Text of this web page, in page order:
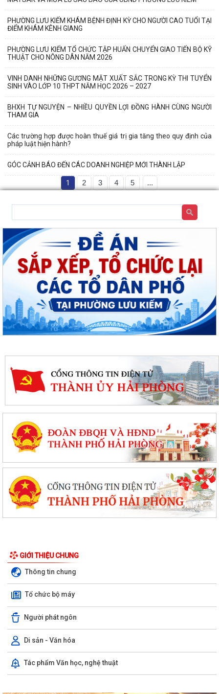
PHƯỜNG LƯU KIẾM KHÁM BỆNH ĐỊNH KỲ CHO NGƯỜI CAO TUỔI TẠI
ĐIỂM KHÁM KÊNH GIANG
PHƯỜNG LƯU KIẾM TỔ CHỨC TẬP HUẤN CHUYỂN GIAO TIẾN BỘ KỸ
THUẬT CHO NÔNG DÂN NĂM 2026
VINH DANH NHỮNG GƯƠNG MẶT XUẤT SẮC TRONG KỲ THI TUYỂN
SINH VÀO LỚP 10 THPT NĂM HỌC 2026 – 2027
BHXH TỰ NGUYỆN – NHIỀU QUYỀN LỢI ĐỒNG HÀNH CÙNG NGƯỜI
THAM GIA
Các trường hợp được hoàn thuế giá trị gia tăng theo quy định của
pháp luật hiện hành?
GÓC CẢNH BÁO ĐẾN CÁC DOANH NGHIỆP MỚI THÀNH LẬP
1 2 3 4 5 ...
GIỚI THIỆU CHUNG
Thông tin chung
Tổ chức bộ máy
Người phát ngôn
Di sản - Văn hóa
Tác phẩm Văn học, nghệ thuật